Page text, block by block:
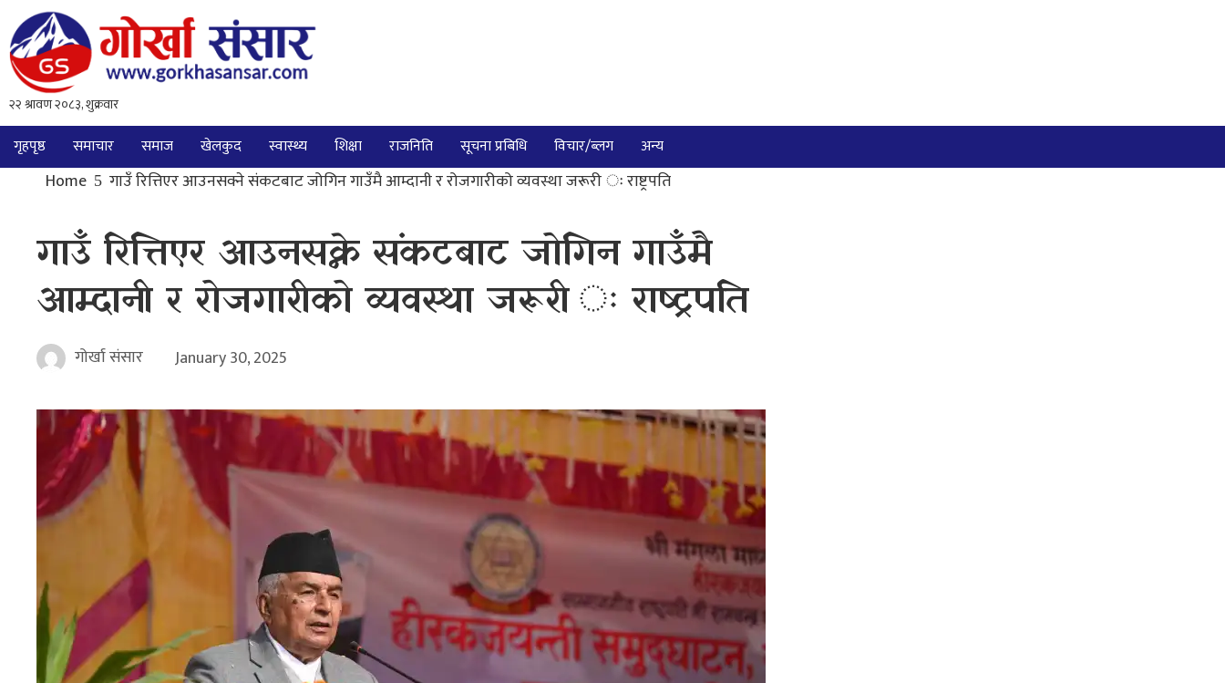
गृहपृष्ठ समाचार समाज खेलकुद स्वास्थ्य शिक्षा राजनिति सूचना प्रबिधि विचार/ब्लग अन्य
Home गाउँ रित्तिएर आउनसक्ने संकटबाट जोगिन गाउँमै आम्दानी र रोजगारीको व्यवस्था जरूरी ः राष्ट्रपति
गाउँ रित्तिएर आउनसक्ने संकटबाट जोगिन गाउँमै
आम्दानी र रोजगारीको व्यवस्था जरूरी ः राष्ट्रपति
गोर्खा संसार January 30, 2025